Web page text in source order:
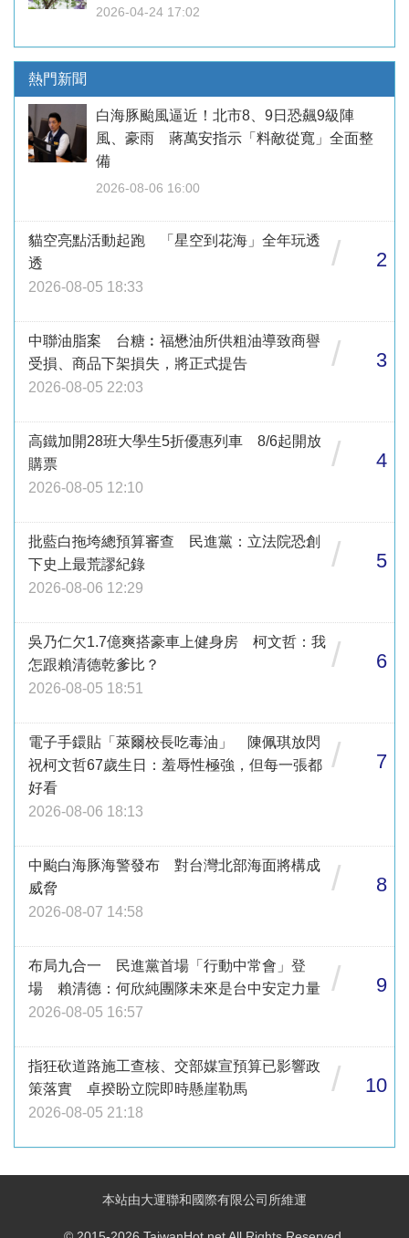
2026-04-24 17:02
熱門新聞
白海豚颱風逼近！北市8、9日恐飆9級陣
風、豪雨 蔣萬安指示「料敵從寬」全面整
備
2026-08-06 16:00
貓空亮點活動起跑 「星空到花海」全年玩透
透
2026-08-05 18:33
/ 2
中聯油脂案 台糖︰福懋油所供粗油導致商譽
受損、商品下架損失，將正式提告
2026-08-05 22:03
/ 3
高鐵加開28班大學生5折優惠列車 8/6起開放
購票
2026-08-05 12:10
/ 4
批藍白拖垮總預算審查 民進黨：立法院恐創
下史上最荒謬紀錄
2026-08-06 12:29
/ 5
吳乃仁欠1.7億爽搭豪車上健身房 柯文哲：我
怎跟賴清德乾爹比？
2026-08-05 18:51
/ 6
電子手鐶貼「萊爾校長吃毒油」 陳佩琪放閃
祝柯文哲67歲生日：羞辱性極強，但每一張都
好看
2026-08-06 18:13
/ 7
中颱白海豚海警發布 對台灣北部海面將構成
威脅
2026-08-07 14:58
/ 8
布局九合一 民進黨首場「行動中常會」登
場 賴清德：何欣純團隊未來是台中安定力量
2026-08-05 16:57
/ 9
指狂砍道路施工查核、交部媒宣預算已影響政
策落實 卓揆盼立院即時懸崖勒馬
2026-08-05 21:18
/ 10
本站由大運聯和國際有限公司所維運